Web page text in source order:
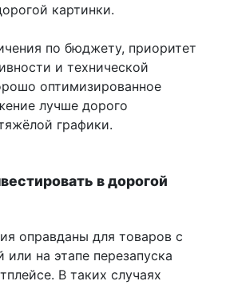
картинки.
по бюджету, приоритет
и технической
оптимизированное
лучше дорого
графики.
в дорогой
оправданы для товаров с
на этапе перезапуска
В таких случаях